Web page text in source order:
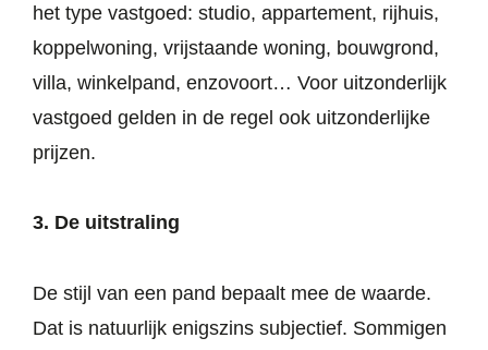
het type vastgoed: studio, appartement, rijhuis,
koppelwoning, vrijstaande woning, bouwgrond,
villa, winkelpand, enzovoort… Voor uitzonderlijk
vastgoed gelden in de regel ook uitzonderlijke
prijzen.
3. De uitstraling
De stijl van een pand bepaalt mee de waarde.
Dat is natuurlijk enigszins subjectief. Sommigen